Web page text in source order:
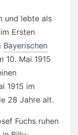
und lebte als
Ersten
Bayerischen
10. Mai 1915
1915 im
28 Jahre alt.
Fuchs ruhen